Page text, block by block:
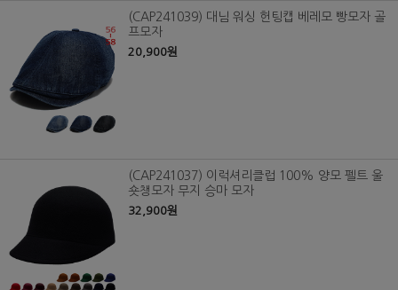
(CAP241039) 대님 워싱 헌팅캡 베레모 빵모자 골
프모자
20,900원
(CAP241037) 이럭셔리클럽 100% 양모 펠트 울
숏챙모자 무지 승마 모자
32,900원